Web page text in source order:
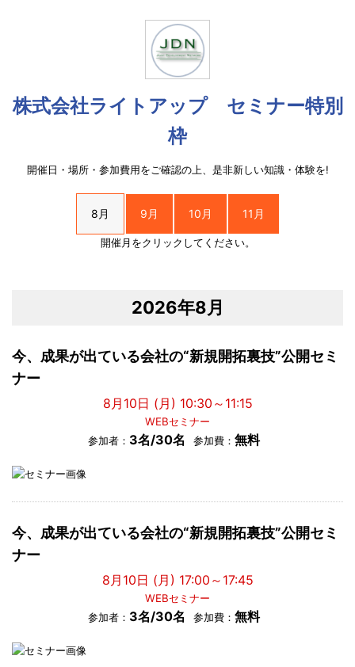
株式会社ライトアップ セミナー特別
枠
開催日・場所・参加費用をご確認の上、是非新しい知識・体験を!
8月 9月 10月 11月
開催月をクリックしてください。
2026年8月
今、成果が出ている会社の“新規開拓裏技”公開セミ
ナー
8月10日 (月) 10:30～11:15
WEBセミナー
参加者： 3名/30名 参加費： 無料
今、成果が出ている会社の“新規開拓裏技”公開セミ
ナー
8月10日 (月) 17:00～17:45
WEBセミナー
参加者： 3名/30名 参加費： 無料